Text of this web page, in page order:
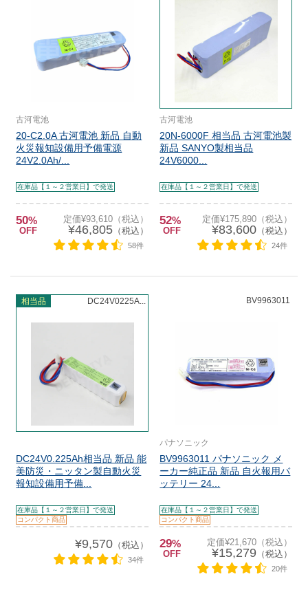
古河電池
20-C2.0A 古河電池 新品 自動
火災報知設備用予備電源
24V2.0Ah/...
在庫品【１～２営業日】で発送
50%
OFF
定価¥93,610（税込）
¥46,805（税込）
58件
古河電池
20N-6000F 相当品 古河電池製
新品 SANYO製相当品
24V6000...
在庫品【１～２営業日】で発送
52%
OFF
定価¥175,890（税込）
¥83,600（税込）
24件
相当品 DC24V0225A...
DC24V0.225Ah相当品 新品 能
美防災・ニッタン製自動火災
報知設備用予備...
在庫品【１～２営業日】で発送
コンパクト商品
¥9,570（税込）
34件
BV9963011
パナソニック
BV9963011 パナソニック メ
ーカー純正品 新品 自火報用バ
ッテリー 24...
在庫品【１～２営業日】で発送
コンパクト商品
29%
OFF
定価¥21,670（税込）
¥15,279 （税込）
20件